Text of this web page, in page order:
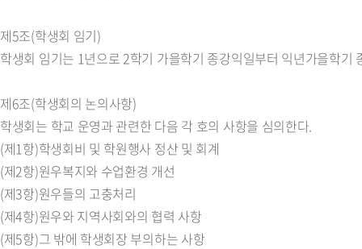
제5조(학생회 임기)
학생회 임기는 1년으로 2학기 가을학기 종강익일부터 익년가을학기
제6조(학생회의 논의사항)
학생회는 학교 운영과 관련한 다음 각 호의 사항을 심의한다.
(제1항)학생회비 및 학원행사 정산 및 회계
(제2항)원우복지와 수업환경 개선
(제3항)원우들의 고충처리
(제4항)원우와 지역사회와의 협력 사항
(제5항)그 밖에 학생회장 부의하는 사항